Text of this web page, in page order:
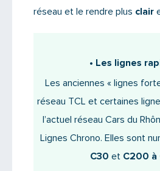
réseau et le rendre plus clair
• Les lignes
Les anciennes « lignes
réseau TCL et certaines
l’actuel réseau Cars du
Lignes Chrono. Elles sont
C30 et C200 à